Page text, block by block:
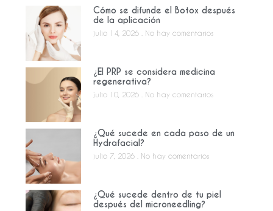
Cómo se difunde el Botox después
de la aplicación
julio 14, 2026 No hay comentarios
¿El PRP se considera medicina
regenerativa?
julio 10, 2026 No hay comentarios
¿Qué sucede en cada paso de un
Hydrafacial?
julio 7, 2026 No hay comentarios
¿Qué sucede dentro de tu piel
después del microneedling?